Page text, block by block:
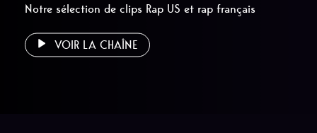
Notre sélection de clips Rap US et rap français
VOIR LA CHAÎNE